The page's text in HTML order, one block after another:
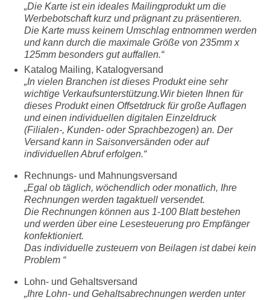
„Die Karte ist ein ideales Mailingprodukt um die
Werbebotschaft kurz und prägnant zu präsentieren.
Die Karte muss keinem Umschlag entnommen werden
und kann durch die maximale Größe von 235mm x
125mm besonders gut auffallen.“
Katalog Mailing, Katalogversand
„In vielen Branchen ist dieses Produkt eine sehr
wichtige Verkaufsunterstützung.Wir bieten Ihnen für
dieses Produkt einen Offsetdruck für große Auflagen
und einen individuellen digitalen Einzeldruck
(Filialen-, Kunden- oder Sprachbezogen) an. Der
Versand kann in Saisonversänden oder auf
individuellen Abruf erfolgen.“
Rechnungs- und Mahnungsversand
„Egal ob täglich, wöchendlich oder monatlich, Ihre
Rechnungen werden tagaktuell versendet.
Die Rechnungen können aus 1-100 Blatt bestehen
und werden über eine Lesesteuerung pro Empfänger
konfektioniert.
Das individuelle zusteuern von Beilagen ist dabei kein
Problem “
Lohn- und Gehaltsversand
„Ihre Lohn- und Gehaltsabrechnungen werden unter